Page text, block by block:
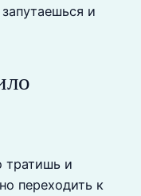
и
тратишь и
переходить к